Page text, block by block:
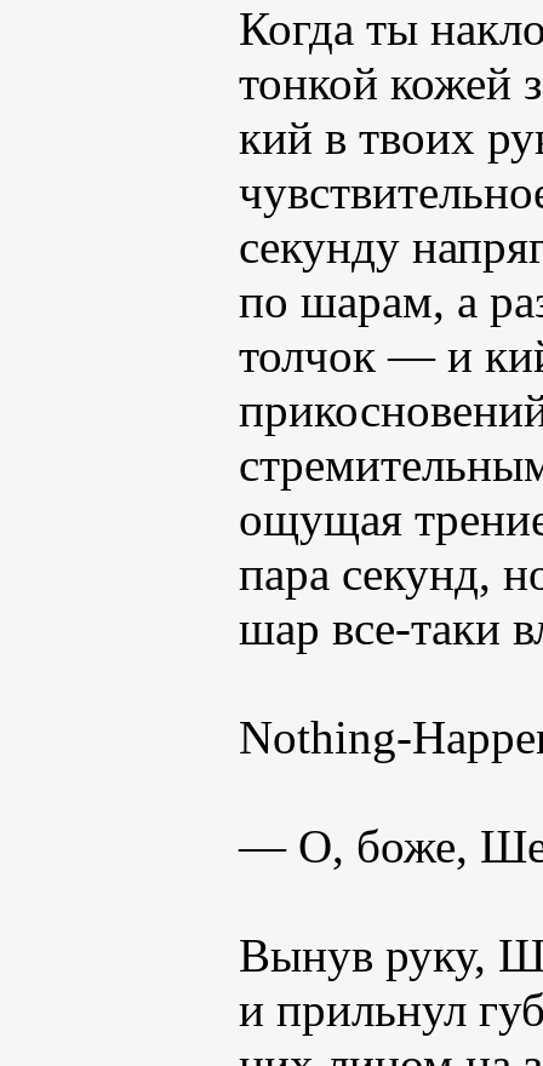
Когда ты
тонкой кожей
кий в твоих
секунду
по шарам, а
толчок — и
ощущая
пара секунд,
шар все-таки
Nothing-
— О, боже,
Вынув руку,
и прильнул